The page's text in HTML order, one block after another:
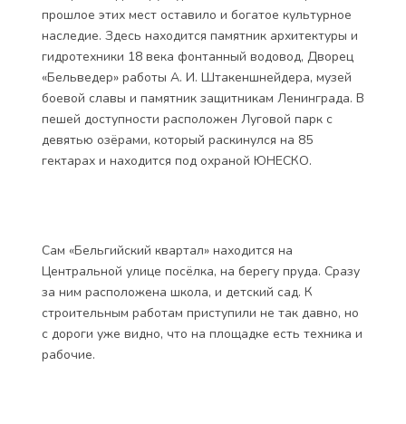
Из всех деревенек, что я видела, лично меня,
Низино смутила меньше всего. Наоборот, ещё на
подъезде к ней, я восхитилась белоснежной
величественной церковью, стоящей на холме и
живописными окрестностями. Сам посёлок
захолустным тоже не назовёшь. Здесь нет ветхих
покосившихся домиков, до школы не нужно идти 15
прошлое этих мест оставило и богатое культурное
наследие. Здесь находится памятник архитектуры и
гидротехники 18 века фонтанный водовод, Дворец
«Бельведер» работы А. И. Штакеншнейдера, музей
боевой славы и памятник защитникам Ленинграда. В
пешей доступности расположен Луговой парк с